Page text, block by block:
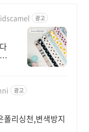
광고
광고
폴리싱천,변색방지